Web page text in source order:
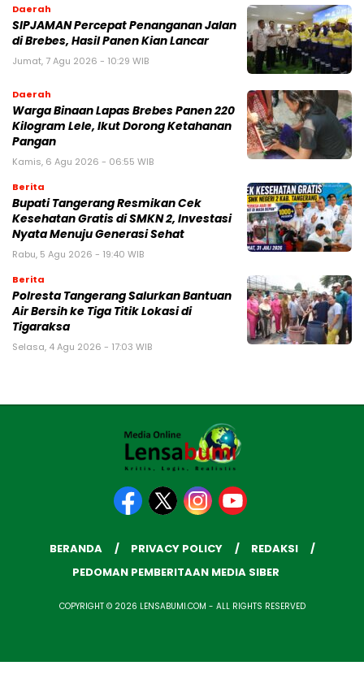
Daerah
SIPJAMAN Percepat Penanganan Jalan
di Brebes, Hasil Panen Kian Lancar
Jumat, 7 Agu 2026 - 10:29 WIB
Daerah
Warga Binaan Lapas Brebes Panen 220
Kilogram Lele, Ikut Dorong Ketahanan
Pangan
Kamis, 6 Agu 2026 - 06:55 WIB
Berita
‎Bupati Tangerang Resmikan Cek
Kesehatan Gratis di SMKN 2, Investasi
Nyata Menuju Generasi Sehat
Rabu, 5 Agu 2026 - 19:40 WIB
Berita
Polresta Tangerang Salurkan Bantuan
Air Bersih ke Tiga Titik Lokasi di
Tigaraksa
Selasa, 4 Agu 2026 - 17:03 WIB
BERANDA PRIVACY POLICY
REDAKSI
PEDOMAN PEMBERITAAN MEDIA SIBER
COPYRIGHT © 2026 LENSABUMI.COM - ALL RIGHTS RESERVED